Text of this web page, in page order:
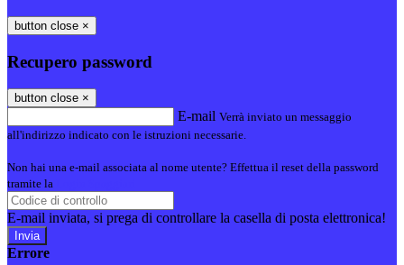
button close ×
Recupero password
button close ×
E-mail Verrà inviato un messaggio
all'indirizzo indicato con le istruzioni necessarie.
Non hai una e-mail associata al nome utente? Effettua il reset della password
tramite la
E-mail inviata, si prega di controllare la casella di posta elettronica!
Errore